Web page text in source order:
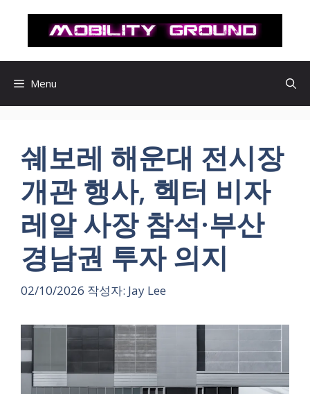
로
Menu
쉐보레 해운대 전시장
개관 행사, 헥터 비자
레알 사장 참석·부산
경남권 투자 의지
02/10/2026 작성자: Jay Lee